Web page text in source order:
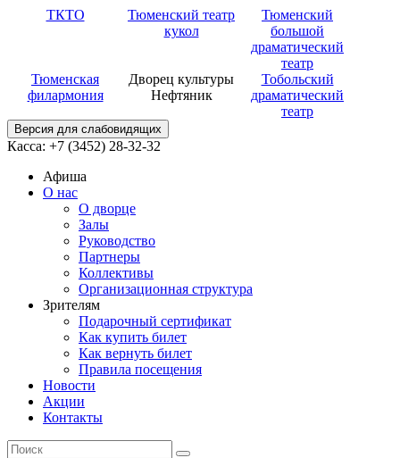
ТКТО
Тюменский театр
кукол
Тюменский
большой
драматический
театр
Тюменская
филармония
Дворец культуры
Нефтяник
Тобольский
драматический
театр
Версия для слабовидящих
Касса: +7 (3452) 28-32-32
Афиша
О нас
О дворце
Залы
Руководство
Партнеры
Коллективы
Организационная структура
Зрителям
Подарочный сертификат
Как купить билет
Как вернуть билет
Правила посещения
Новости
Акции
Контакты